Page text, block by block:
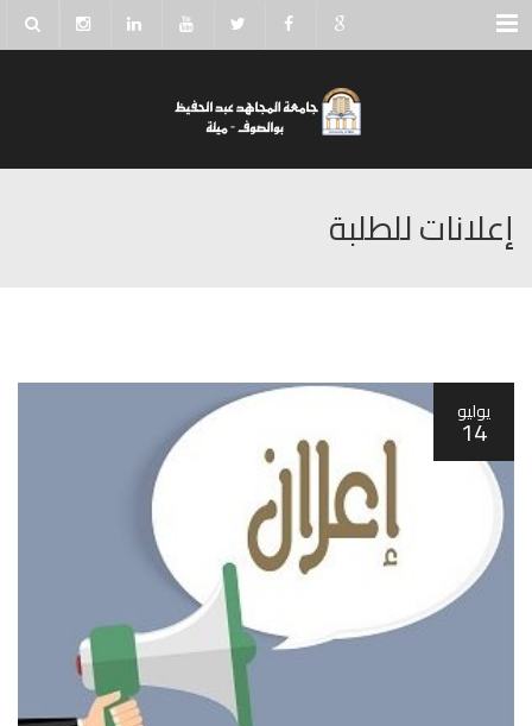
Menu
إعلانات للطلبة
يوليو
14